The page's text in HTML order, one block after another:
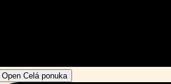
Open Celá ponuka